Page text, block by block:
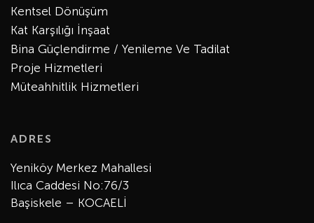
Kentsel Dönüşüm
Kat Karşılığı İnşaat
Bina Güçlendirme / Yenileme Ve Tadilat
Proje Hizmetleri
Müteahhitlik Hizmetleri
ADRES
Yeniköy Merkez Mahallesi
Ilıca Caddesi No:76/3
Başiskele – KOCAELİ